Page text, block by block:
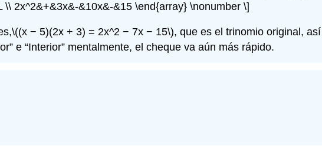
\\ 2x^2&+&3x&-&10x&-&15 \end{array} \nonumber \]
\((x − 5)(2x + 3) = 2x^2 − 7x − 15\), que es el trinomio original,
e “Interior” mentalmente, el cheque va aún más rápido.